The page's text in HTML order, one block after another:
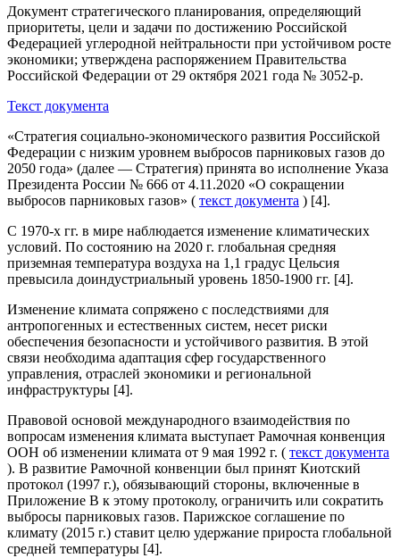
Документ стратегического планирования, определяющий
приоритеты, цели и задачи по достижению Российской
Федерацией углеродной нейтральности при устойчивом росте
экономики; утверждена распоряжением Правительства
Российской Федерации от 29 октября 2021 года № 3052-р.
Текст документа
«Стратегия социально-экономического развития Российской
Федерации с низким уровнем выбросов парниковых газов до
2050 года» (далее — Стратегия) принята во исполнение Указа
Президента России № 666 от 4.11.2020 «О сокращении
выбросов парниковых газов» ( текст документа ) [4].
С 1970-х гг. в мире наблюдается изменение климатических
условий. По состоянию на 2020 г. глобальная средняя
приземная температура воздуха на 1,1 градус Цельсия
превысила доиндустриальный уровень 1850-1900 гг. [4].
Изменение климата сопряжено с последствиями для
антропогенных и естественных систем, несет риски
обеспечения безопасности и устойчивого развития. В этой
связи необходима адаптация сфер государственного
управления, отраслей экономики и региональной
инфраструктуры [4].
Правовой основой международного взаимодействия по
вопросам изменения климата выступает Рамочная конвенция
ООН об изменении климата от 9 мая 1992 г. ( текст документа
). В развитие Рамочной конвенции был принят Киотский
протокол (1997 г.), обязывающий стороны, включенные в
Приложение В к этому протоколу, ограничить или сократить
выбросы парниковых газов. Парижское соглашение по
климату (2015 г.) ставит целю удержание прироста глобальной
средней температуры [4].